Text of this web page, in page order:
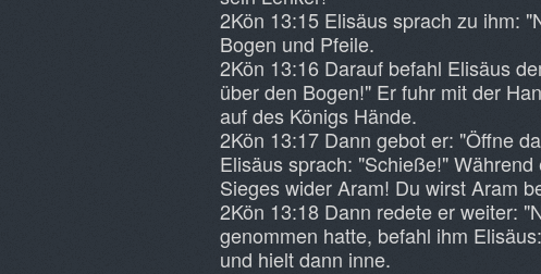
2Kön 13:15 Elisäus sprach zu ihm:
Bogen und Pfeile.
2Kön 13:16 Darauf befahl Elisäus
über den Bogen!" Er fuhr mit der
auf des Königs Hände.
2Kön 13:17 Dann gebot er: "Öffne
Elisäus sprach: "Schieße!"
Sieges wider Aram! Du wirst Aram
2Kön 13:18 Dann redete er weiter:
genommen hatte, befahl ihm
und hielt dann inne.